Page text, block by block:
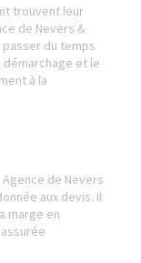
trouvent leur
de Nevers &
passer du temps
et le
à la
de Nevers
aux devis. Il
marge en